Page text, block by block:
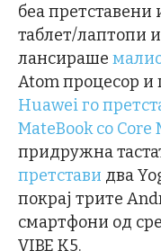
беа претставени
таблет/лаптопи
лансираше
Atom процесор и
Huawei го
MateBook со Core
придружна
претстави два
покрај трите
смартфони од
VIBE K5.